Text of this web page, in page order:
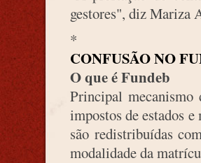
gestores", diz Mariza
*
CONFUSÃO NO
O que é Fundeb
Principal mecanismo
impostos de estados
são redistribuídas
modalidade da